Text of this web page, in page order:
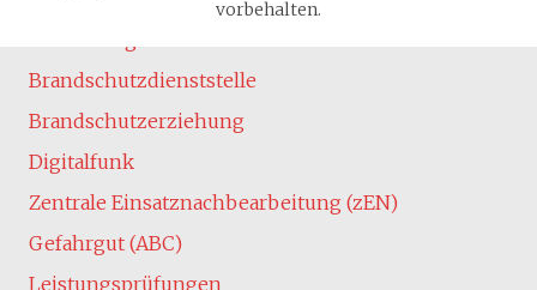
Brandschutzdienststelle
Brandschutzerziehung
Digitalfunk
Zentrale Einsatznachbearbeitung (zEN)
Gefahrgut (ABC)
Leistungsprüfungen
vorbehalten.